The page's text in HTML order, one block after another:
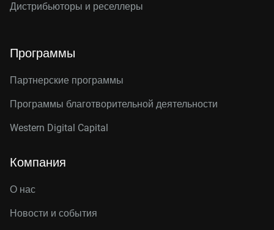
Дистрибьюторы и реселлеры
Программы
Партнерские программы
Программы благотворительной деятельности
Western Digital Capital
Компания
О нас
Новости и события